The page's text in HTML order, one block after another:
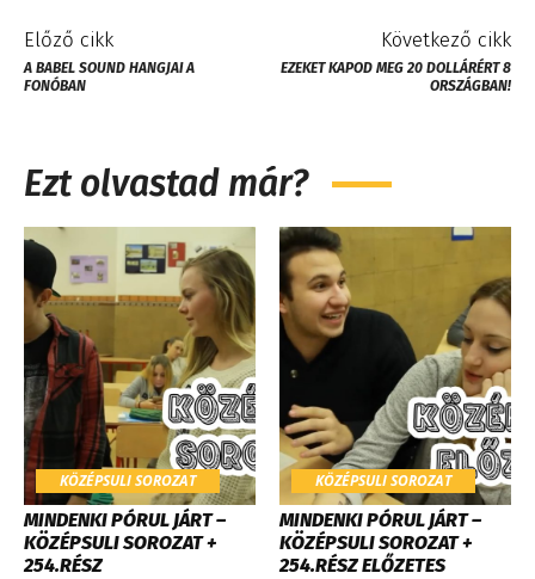
Előző cikk
A BABEL SOUND HANGJAI A
FONÓBAN
Következő cikk
EZEKET KAPOD MEG 20 DOLLÁRÉRT 8
ORSZÁGBAN!
Ezt olvastad már?
KÖZÉPSULI SOROZAT
MINDENKI PÓRUL JÁRT –
KÖZÉPSULI SOROZAT +
254.RÉSZ
KÖZÉPSULI SOROZAT
MINDENKI PÓRUL JÁRT –
KÖZÉPSULI SOROZAT +
254.RÉSZ ELŐZETES